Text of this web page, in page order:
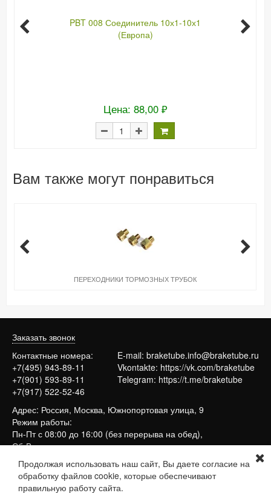
PBT 008 Соединитель 10х1-10х1
(Европа)
Цена: 88,00 ₽
Вам также могут понравиться
ПЕРЕХОДНИКИ ТОРМОЗНЫХ ТРУБОК
Заказать звонок
Контактные номера:
+7(495) 943-89-11
+7(901) 593-89-11
+7(917) 522-52-46
Адрес: Россия, Москва, Южнопортовая улица, 9
Режим работы:
Пн-Пт с 08:00 до 16:00 (без перерыва на обед),
Сб-Вс выходные
E-mail: braketube.info@braketube.ru
Vkontakte: https://vk.com/braketube
Telegram: https://t.me/braketube
Сайт работает на системеМойБизнес2
Продолжая использовать наш сайт, Вы даете согласие на
обработку файлов cookie, которые обеспечивают
правильную работу сайта.